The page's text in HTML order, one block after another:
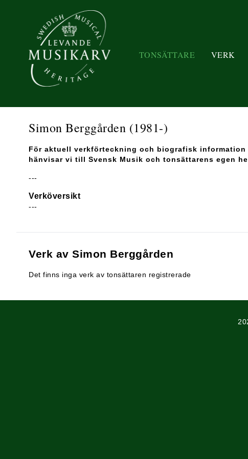
TONSÄTTARE VERK
Simon Berggården (1981-)
För aktuell verkförteckning och biografisk information
hänvisar vi till Svensk Musik och tonsättarens egen
---
Verköversikt
---
Verk av Simon Berggården
Det finns inga verk av tonsättaren registrerade